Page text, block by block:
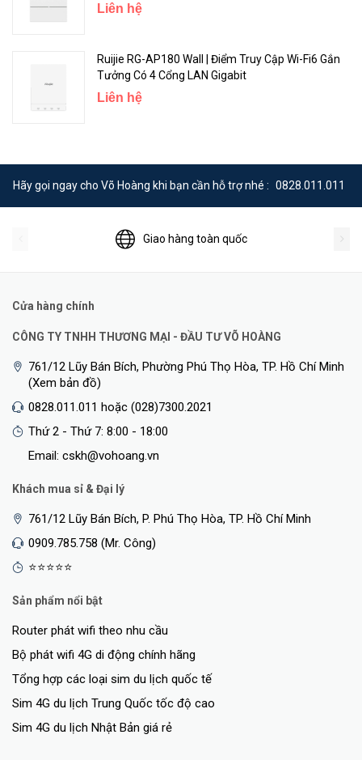
Cloud, Giúp Công việc Kinh doanh của Bạn Trở nên Dễ dàng
Liên hệ
Ruijie RG-AP180 Wall | Điểm Truy Cập Wi-Fi6 Gắn
Tưởng Có 4 Cổng LAN Gigabit
Liên hệ
Hãy gọi ngay cho Võ Hoàng khi bạn cần hỗ trợ nhé : 0828.011.011
Giao hàng toàn quốc
Cửa hàng chính
CÔNG TY TNHH THƯƠNG MẠI - ĐẦU TƯ VÕ HOÀNG
761/12 Lũy Bán Bích, Phường Phú Thọ Hòa, TP. Hồ Chí Minh
(Xem bản đồ)
0828.011.011 hoặc (028)7300.2021
Thứ 2 - Thứ 7: 8:00 - 18:00
Email: cskh@vohoang.vn
Khách mua sỉ & Đại lý
761/12 Lũy Bán Bích, P. Phú Thọ Hòa, TP. Hồ Chí Minh
0909.785.758 (Mr. Công)
⭐⭐⭐⭐⭐
Sản phẩm nổi bật
Router phát wifi theo nhu cầu
Bộ phát wifi 4G di động chính hãng
Tổng hợp các loại sim du lịch quốc tế
Sim 4G du lịch Trung Quốc tốc độ cao
Sim 4G du lịch Nhật Bản giá rẻ